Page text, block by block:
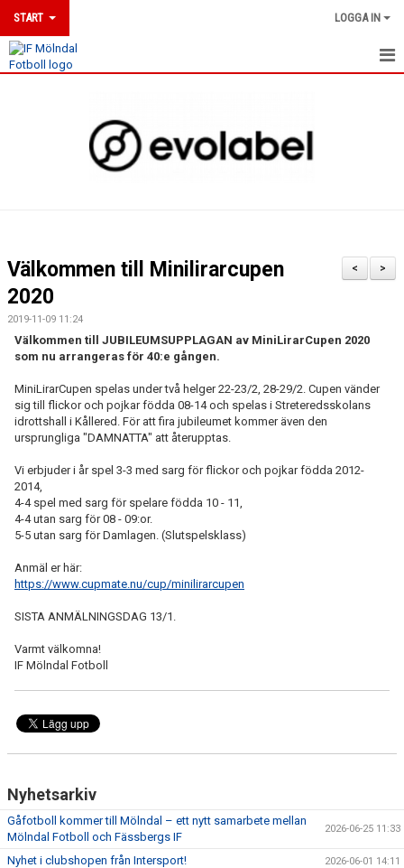
START LOGGA IN
UTBILDNINGAR
MATCHER
KALENDER
MEDLEMSKAP & ANMÄLAN
MEDLEMSAVGIFTER
MÅNADSBREV
>
<
Välkommen till Minilirarcupen
2020
2019-11-09 11:24
Välkommen till JUBILEUMSUPPLAGAN av MiniLirarCupen 2020
som nu arrangeras för 40:e gången.
MiniLirarCupen spelas under två helger 22-23/2, 28-29/2. Cupen vänder
sig till flickor och pojkar födda 08-14 och spelas i Streteredsskolans
idrottshall i Kållered. För att fira jubileumet kommer även den
ursprungliga "DAMNATTA" att återupptas.
Vi erbjuder i år spel 3-3 med sarg för flickor och pojkar födda 2012-
2014,
4-4 spel med sarg för spelare födda 10 - 11,
4-4 utan sarg för 08 - 09:or.
5-5 utan sarg för Damlagen. (Slutspelsklass)
Anmäl er här:
https://www.cupmate.nu/cup/minilirarcupen
SISTA ANMÄLNINGSDAG 13/1.
Varmt välkomna!
IF Mölndal Fotboll
Nyhetsarkiv
Gåfotboll kommer till Mölndal – ett nytt samarbete mellan
Mölndal Fotboll och Fässbergs IF
2026-06-25 11:33
Nyhet i clubshopen från Intersport! 2026-06-01 14:11